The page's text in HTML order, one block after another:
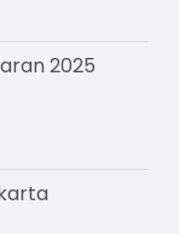
2025